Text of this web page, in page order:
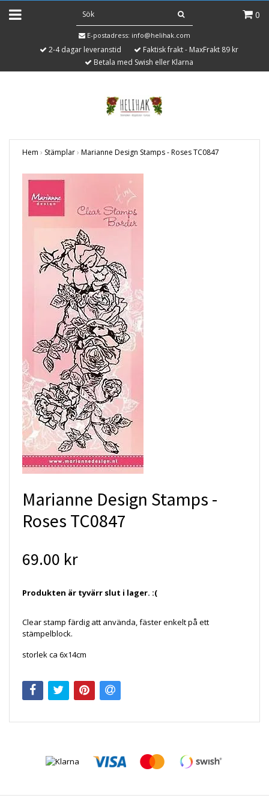
0
E-postadress: info@helihak.com
2-4 dagar leveranstid
Faktisk frakt - MaxFrakt 89 kr
Betala med Swish eller Klarna
Hem › Stämplar› Marianne Design Stamps - Roses TC0847
Marianne Design Stamps -
Roses TC0847
69.00 kr
Produkten är tyvärr slut i lager. :(
Clear stamp färdig att använda, fäster enkelt på ett
stämpelblock.
storlek ca 6x14cm